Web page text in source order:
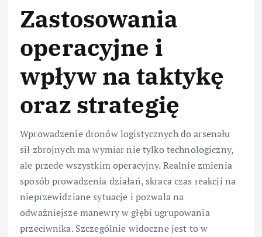
Zastosowania
operacyjne i
wpływ na taktykę
oraz strategię
Wprowadzenie dronów logistycznych do arsenału
sił zbrojnych ma wymiar nie tylko technologiczny,
ale przede wszystkim operacyjny. Realnie zmienia
sposób prowadzenia działań, skraca czas reakcji na
nieprzewidziane sytuacje i pozwala na
odważniejsze manewry w głębi ugrupowania
przeciwnika. Szczególnie widoczne jest to w